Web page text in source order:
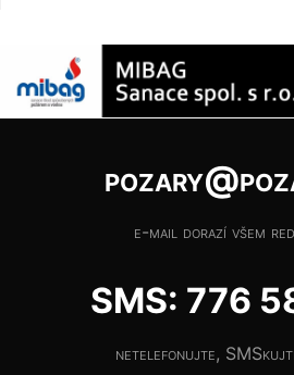
e-mail dorazí všem
SMS: 776
netelefonujte,